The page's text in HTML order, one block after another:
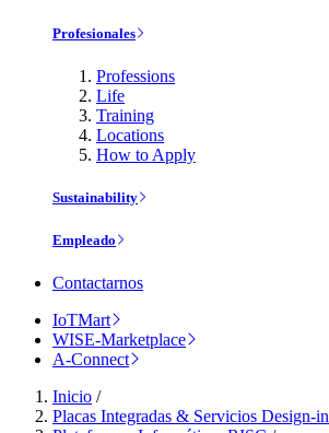
Profesionales
Professions
Life
Training
Locations
How to Apply
Sustainability
Empleado
Contactarnos
IoTMart
WISE-Marketplace
A-Connect
Inicio /
Placas Integradas & Servicios Design-in